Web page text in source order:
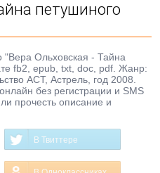
петушиного
"Вера Ольховская - Тайна
fb2, epub, txt, doc, pdf. Жанр:
АСТ, Астрель, год 2008.
без регистрации и SMS
прочесть описание и
В Твиттере